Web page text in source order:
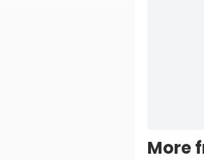
More